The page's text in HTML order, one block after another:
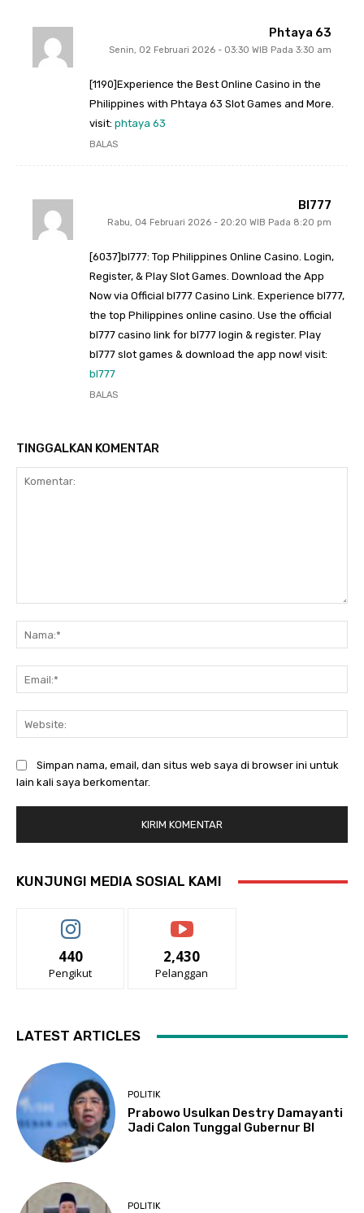
Phtaya 63
Senin, 02 Februari 2026 - 03:30 WIB Pada 3:30 am
[1190]Experience the Best Online Casino in the
Philippines with Phtaya 63 Slot Games and More.
visit: phtaya 63
BALAS
Bl777
Rabu, 04 Februari 2026 - 20:20 WIB Pada 8:20 pm
[6037]bl777: Top Philippines Online Casino. Login,
Register, & Play Slot Games. Download the App
Now via Official bl777 Casino Link. Experience bl777,
the top Philippines online casino. Use the official
bl777 casino link for bl777 login & register. Play
bl777 slot games & download the app now! visit:
bl777
BALAS
TINGGALKAN KOMENTAR
Simpan nama, email, dan situs web saya di browser ini untuk
lain kali saya berkomentar.
KUNJUNGI MEDIA SOSIAL KAMI
440
Pengikut
2,430
Pelanggan
LATEST ARTICLES
POLITIK
Prabowo Usulkan Destry Damayanti
Jadi Calon Tunggal Gubernur BI
POLITIK